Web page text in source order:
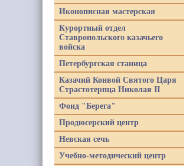
Иконописная мастерская
Курортный отдел
Ставропольского казачьего
войска
Петербургская станица
Казачий Конвой Святого Царя
Страстотерпца Николая II
Фонд "Берега"
Продюсерский центр
Невская сечь
Учебно-методический центр